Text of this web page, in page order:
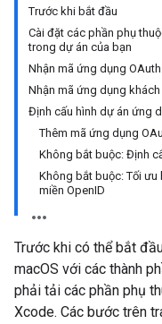
Trước khi bắt đầu
Cài đặt các phần phụ
trong dự án của bạn
Nhận mã ứng dụng OAuth
Nhận mã ứng dụng
Định cấu hình dự án ứng
Thêm mã ứng dụng
Không bắt buộc: Định
Không bắt buộc: Tối
miền OpenID
Trước khi có thể bắt
macOS với các thành
phải tải các phần phụ
Xcode. Các bước trên